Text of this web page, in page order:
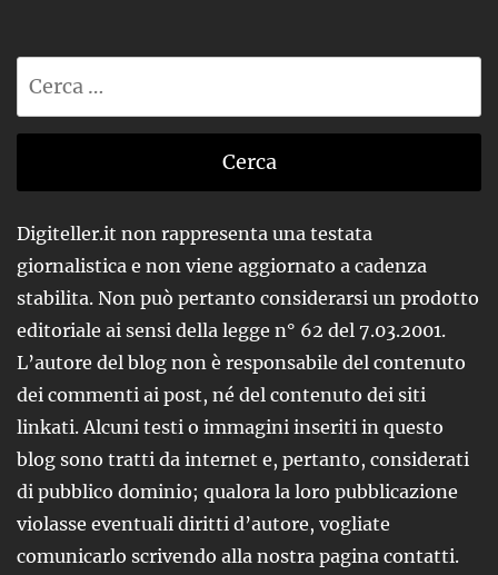
Digiteller.it non rappresenta una testata
giornalistica e non viene aggiornato a cadenza
stabilita. Non può pertanto considerarsi un prodotto
editoriale ai sensi della legge n° 62 del 7.03.2001.
L’autore del blog non è responsabile del contenuto
dei commenti ai post, né del contenuto dei siti
linkati. Alcuni testi o immagini inseriti in questo
blog sono tratti da internet e, pertanto, considerati
di pubblico dominio; qualora la loro pubblicazione
violasse eventuali diritti d’autore, vogliate
comunicarlo scrivendo alla nostra pagina contatti.